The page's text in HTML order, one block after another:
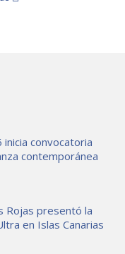
convocatoria
contemporánea
Rojas presentó la
en Islas Canarias